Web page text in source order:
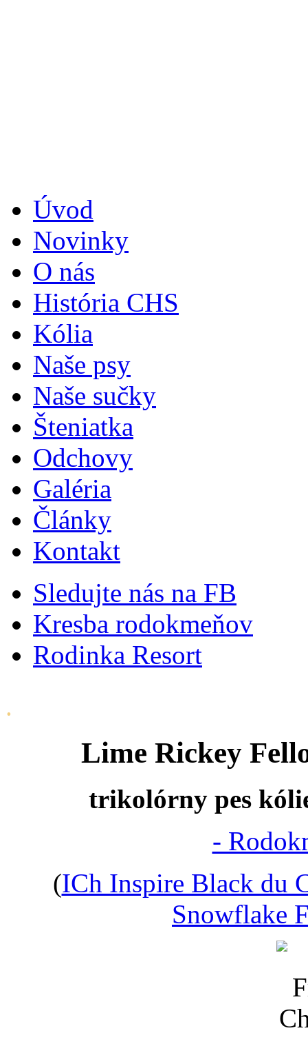
Úvod
Novinky
O nás
História CHS
Kólia
Naše psy
Naše sučky
Šteniatka
Odchovy
Galéria
Články
Kontakt
Sledujte nás na FB
Kresba rodokmeňov
Rodinka Resort
.
Lime Rickey
trikolórny pes
-
(ICh Inspire Black du
Snowflake